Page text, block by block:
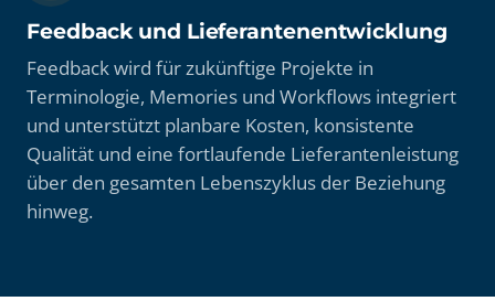
Feedback und Lieferantenentwicklung
Feedback wird für zukünftige Projekte in
Terminologie, Memories und Workflows integriert
und unterstützt planbare Kosten, konsistente
Qualität und eine fortlaufende Lieferantenleistung
über den gesamten Lebenszyklus der Beziehung
hinweg.